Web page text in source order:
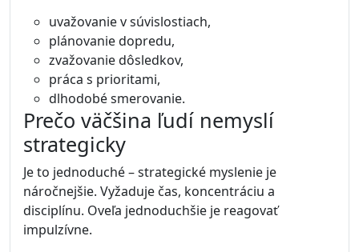
uvažovanie v súvislostiach,
plánovanie dopredu,
zvažovanie dôsledkov,
práca s prioritami,
dlhodobé smerovanie.
Prečo väčšina ľudí nemyslí
strategicky
Je to jednoduché – strategické myslenie je
náročnejšie. Vyžaduje čas, koncentráciu a
disciplínu. Oveľa jednoduchšie je reagovať
impulzívne.